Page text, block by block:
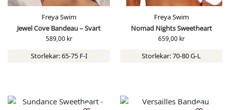
Freya Swim
Jewel Cove Bandeau – Svart
589,00 kr
Storlekar: 65-75 F-I
Freya Swim
Nomad Nights Sweetheart
659,00 kr
Storlekar: 70-80 G-L